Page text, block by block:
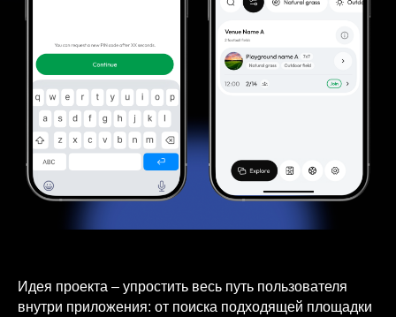
Идея проекта – упростить весь путь пользователя
внутри приложения: от поиска подходящей площадки